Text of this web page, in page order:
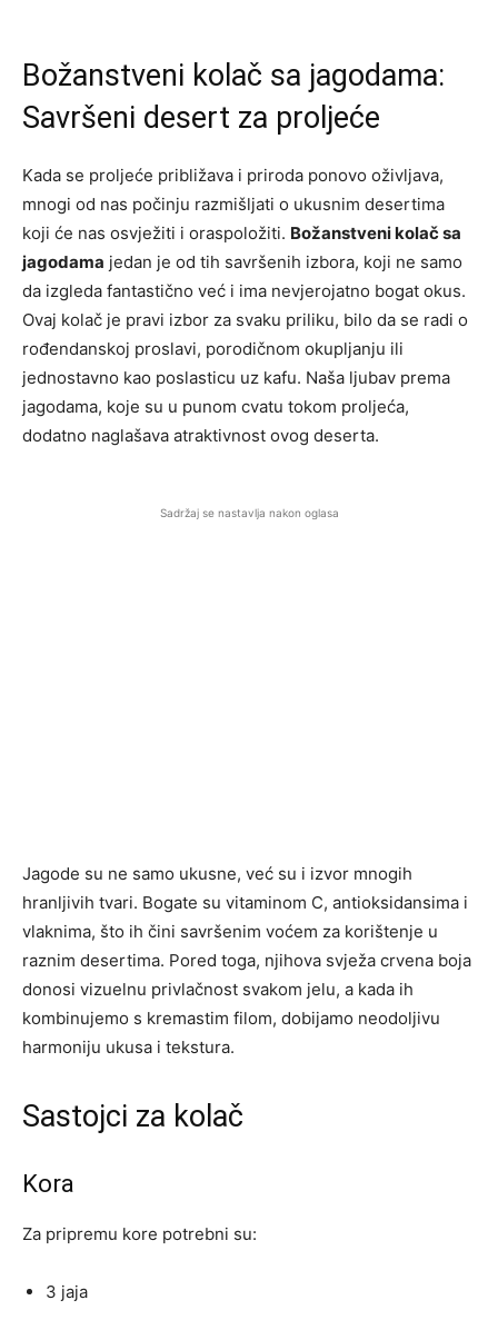
Božanstveni kolač sa jagodama:
Savršeni desert za proljeće
Kada se proljeće približava i priroda ponovo oživljava,
mnogi od nas počinju razmišljati o ukusnim desertima
koji će nas osvježiti i oraspoložiti. Božanstveni kolač sa
jagodama jedan je od tih savršenih izbora, koji ne samo
da izgleda fantastično već i ima nevjerojatno bogat okus.
Ovaj kolač je pravi izbor za svaku priliku, bilo da se radi o
rođendanskoj proslavi, porodičnom okupljanju ili
jednostavno kao poslasticu uz kafu. Naša ljubav prema
jagodama, koje su u punom cvatu tokom proljeća,
dodatno naglašava atraktivnost ovog deserta.
Sadržaj se nastavlja nakon oglasa
Jagode su ne samo ukusne, već su i izvor mnogih
hranljivih tvari. Bogate su vitaminom C, antioksidansima i
vlaknima, što ih čini savršenim voćem za korištenje u
raznim desertima. Pored toga, njihova svježa crvena boja
donosi vizuelnu privlačnost svakom jelu, a kada ih
kombinujemo s kremastim filom, dobijamo neodoljivu
harmoniju ukusa i tekstura.
Sastojci za kolač
Kora
Za pripremu kore potrebni su:
3 jaja